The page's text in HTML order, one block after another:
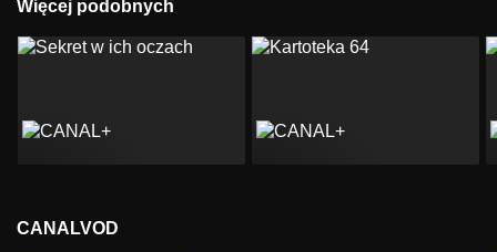
Więcej podobnych
CANALVOD